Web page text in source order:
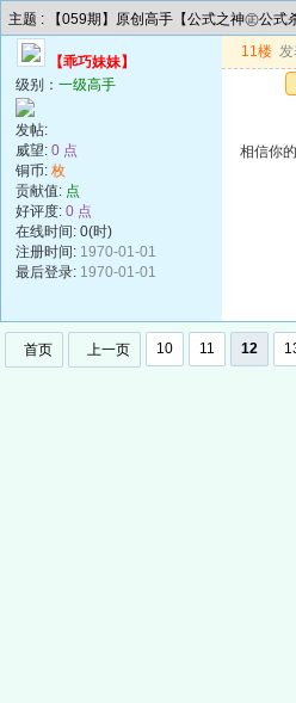
主题 : 【059期】原创高手【公式之神㊣公
【乖巧妹妹】
级别： 一级高手
发帖:
威望: 0 点
铜币: 枚
贡献值: 点
好评度: 0 点
在线时间: 0(时)
注册时间: 1970-01-01
最后登录: 1970-01-01
11楼
相信你
首页 上一页 10 11 12